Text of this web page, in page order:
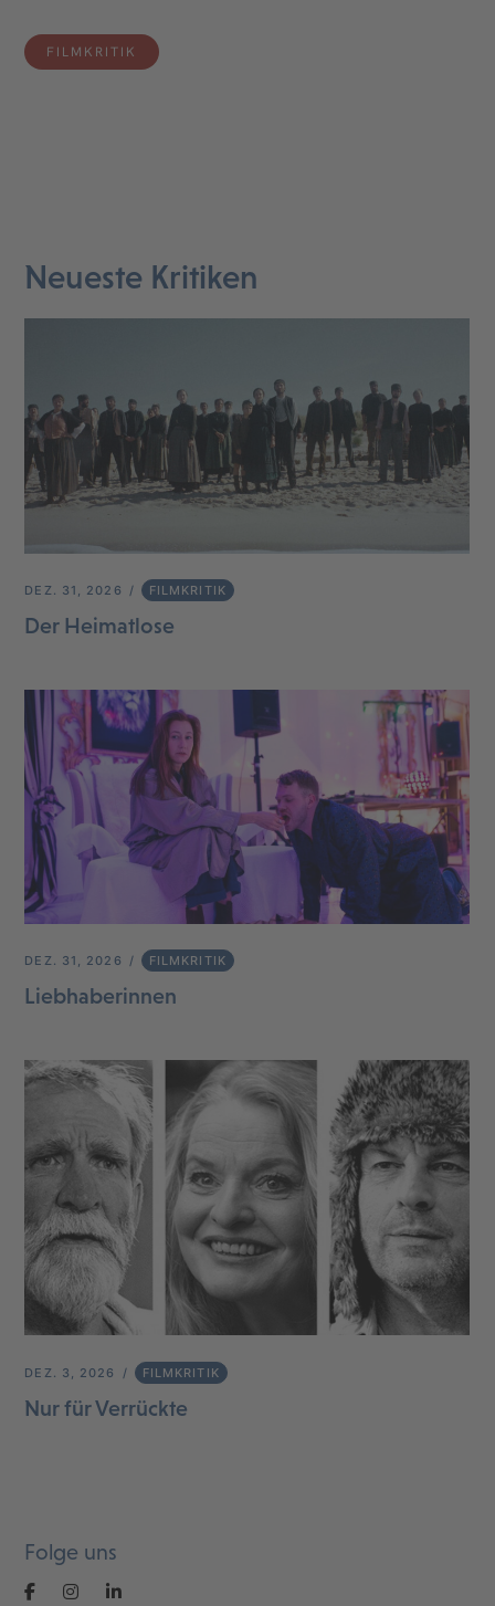
FILMKRITIK
Neueste Kritiken
DEZ. 31, 2026 FILMKRITIK
Der Heimatlose
DEZ. 31, 2026 FILMKRITIK
Liebhaberinnen
DEZ. 3, 2026 FILMKRITIK
Nur für Verrückte
Folge uns